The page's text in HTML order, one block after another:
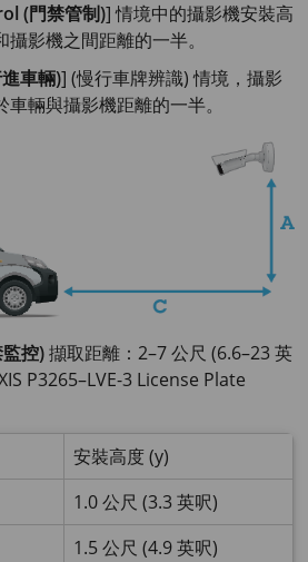
(門禁管制)] 情境中的攝影機安裝高
影機之間距離的一半。
車輛)] (慢行車牌辨識) 情境，攝影
輛與攝影機距離的一半。
控)擷取距離：2–7 公尺 (6.6–23 英
P3265–LVE-3 License Plate
安裝高度 (y)
1.0 公尺 (3.3 英呎)
1.5 公尺 (4.9 英呎)